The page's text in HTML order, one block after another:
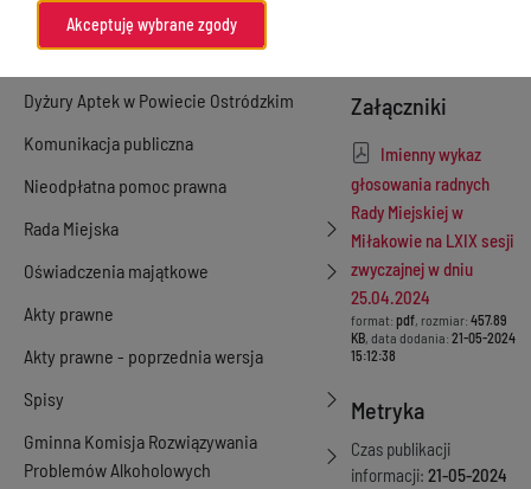
Petycje
Nabór
Dyżury Aptek w Powiecie Ostródzkim
Komunikacja publiczna
Nieodpłatna pomoc prawna
Rada Miejska
Oświadczenia majątkowe
Akty prawne
Akty prawne - poprzednia wersja
Spisy
Gminna Komisja Rozwiązywania
Problemów Alkoholowych
Załączniki
Imienny wykaz
głosowania radnych
Rady Miejskiej w
Miłakowie na LXIX sesji
zwyczajnej w dniu
25.04.2024
format: pdf, rozmiar: 457.89
KB, data dodania: 21-05-2024
15:12:38
Metryka
Czas publikacji
informacji: 21-05-2024
Akceptuję wybrane zgody